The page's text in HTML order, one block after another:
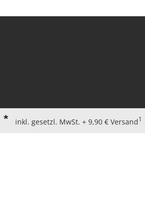
inkl. gesetzl. MwSt. + 9,90 € Versand1